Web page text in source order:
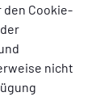
Cookie-
nicht